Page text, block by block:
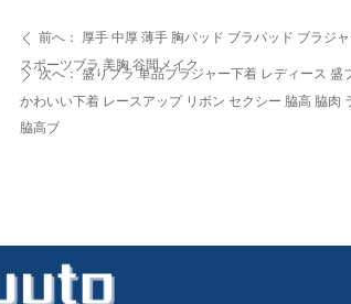
ꄴ 前へ：
厚手 中厚 薄手 胸パッド ブラパッド ブラジ
スポーツブラ 美胸 谷間メイク
ꄲ 次へ： 盛りブラ 単品ブラジャー下着 レディース 盛
かわいい下着 レースアップ リボン セクシー 脇高 脇肉
脇高ブ